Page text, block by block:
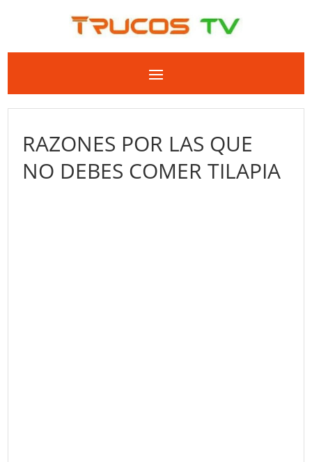
RAZONES POR LAS QUE
NO DEBES COMER TILAPIA